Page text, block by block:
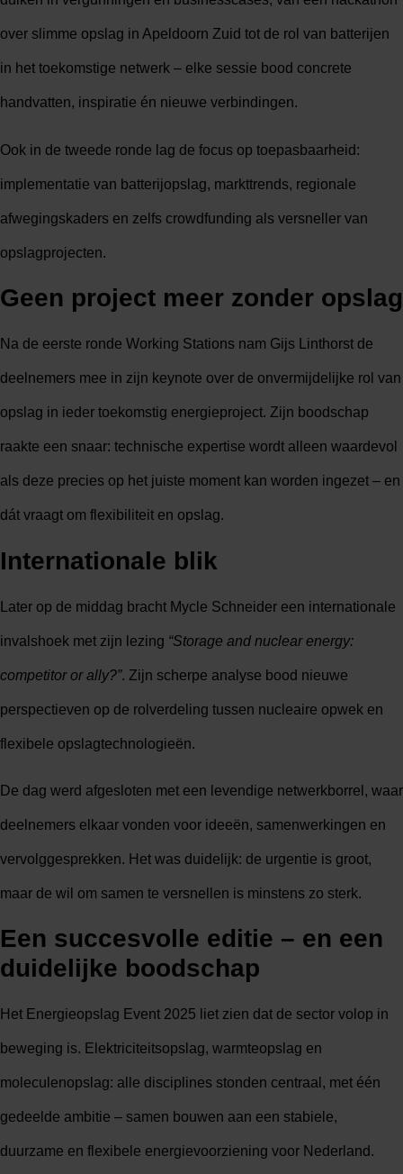
over slimme opslag in Apeldoorn Zuid tot de rol van batterijen
in het toekomstige netwerk – elke sessie bood concrete
handvatten, inspiratie én nieuwe verbindingen.
Ook in de tweede ronde lag de focus op toepasbaarheid:
implementatie van batterijopslag, markttrends, regionale
afwegingskaders en zelfs crowdfunding als versneller van
opslagprojecten.
Geen project meer zonder opslag
Na de eerste ronde Working Stations nam Gijs Linthorst de
deelnemers mee in zijn keynote over de onvermijdelijke rol van
opslag in ieder toekomstig energieproject. Zijn boodschap
raakte een snaar: technische expertise wordt alleen waardevol
als deze precies op het juiste moment kan worden ingezet – en
dát vraagt om flexibiliteit en opslag.
Internationale blik
Later op de middag bracht Mycle Schneider een internationale
invalshoek met zijn lezing “Storage and nuclear energy:
competitor or ally?”. Zijn scherpe analyse bood nieuwe
perspectieven op de rolverdeling tussen nucleaire opwek en
flexibele opslagtechnologieën.
De dag werd afgesloten met een levendige netwerkborrel, waar
deelnemers elkaar vonden voor ideeën, samenwerkingen en
vervolggesprekken. Het was duidelijk: de urgentie is groot,
maar de wil om samen te versnellen is minstens zo sterk.
Een succesvolle editie – en een
duidelijke boodschap
Het Energieopslag Event 2025 liet zien dat de sector volop in
beweging is. Elektriciteitsopslag, warmteopslag en
moleculenopslag: alle disciplines stonden centraal, met één
gedeelde ambitie – samen bouwen aan een stabiele,
duurzame en flexibele energievoorziening voor Nederland.